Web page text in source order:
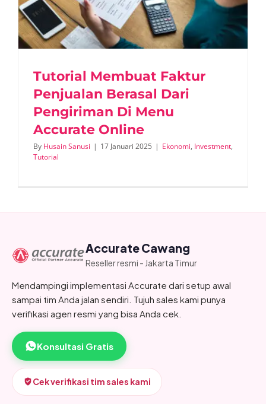
Tutorial Membuat Faktur
Penjualan Berasal Dari
Pengiriman Di Menu
Accurate Online
By Husain Sanusi | 17 Januari 2025 | Ekonomi, Investment,
Tutorial
Accurate Cawang
Reseller resmi - Jakarta Timur
Mendampingi implementasi Accurate dari setup awal
sampai tim Anda jalan sendiri. Tujuh sales kami punya
verifikasi agen resmi yang bisa Anda cek.
Konsultasi Gratis
Cek verifikasi tim sales kami